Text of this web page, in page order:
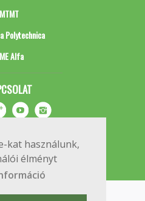
kat használunk,
élményt
MTMT
Polytechnica
Alfa